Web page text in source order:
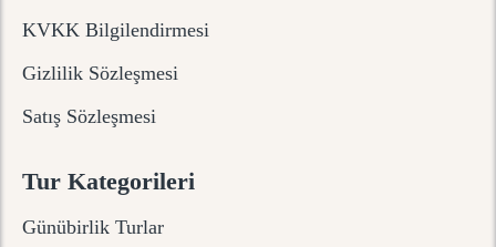
KVKK Bilgilendirmesi
Gizlilik Sözleşmesi
Satış Sözleşmesi
Tur Kategorileri
Günübirlik Turlar